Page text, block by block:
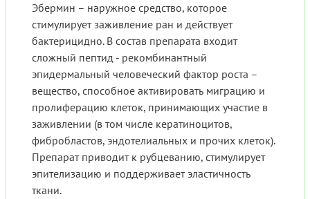
Эбермин – наружное средство, которое
стимулирует заживление ран и действует
бактерицидно. В состав препарата входит
сложный пептид - рекомбинантный
эпидермальный человеческий фактор роста –
вещество, способное активировать миграцию и
пролиферацию клеток, принимающих участие в
заживлении (в том числе кератиноцитов,
фибробластов, эндотелиальных и прочих клеток).
Препарат приводит к рубцеванию, стимулирует
эпителизацию и поддерживает эластичность
ткани.